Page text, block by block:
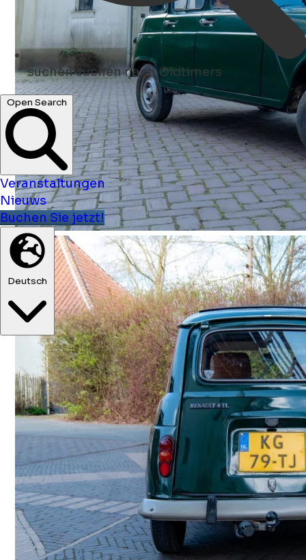
suchensuchen nach Oldtimers
Open Search
Veranstaltungen
Nieuws
Buchen Sie jetzt!
Deutsch